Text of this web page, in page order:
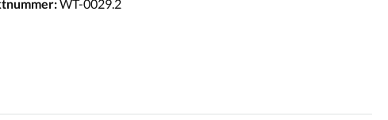
WT-0029.2